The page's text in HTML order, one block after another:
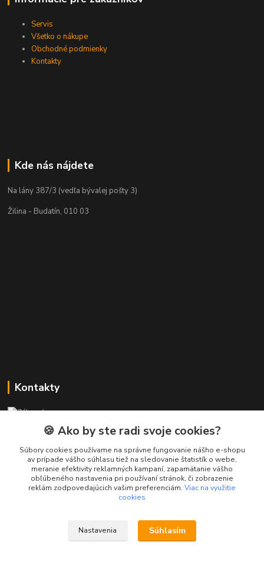
Servis
Všetko o nákupe
Obchodné podmienky
Kontakty
Kde nás nájdete
Na lány 387/3 (vedľa bývalej pošty 3)
Žilina - Budatín, 010 03
Kontakty
+421 911 010 560
Po-Pia, 13-17 hod.
info@presmartfon.sk
🍪 Ako by ste radi svoje cookies?
Súbory cookies používame na správne fungovanie nášho e-shopu
av prípade vášho súhlasu tiež na sledovanie štatistík o webe,
meranie efektivity reklamných kampaní, zapamätanie vášho
obľúbeného nastavenia pri používaní stránok, či zobrazenie
reklám zodpovedajúcich vašim preferenciám. Viac na využitie
cookies
Nastavenia Súhlasím